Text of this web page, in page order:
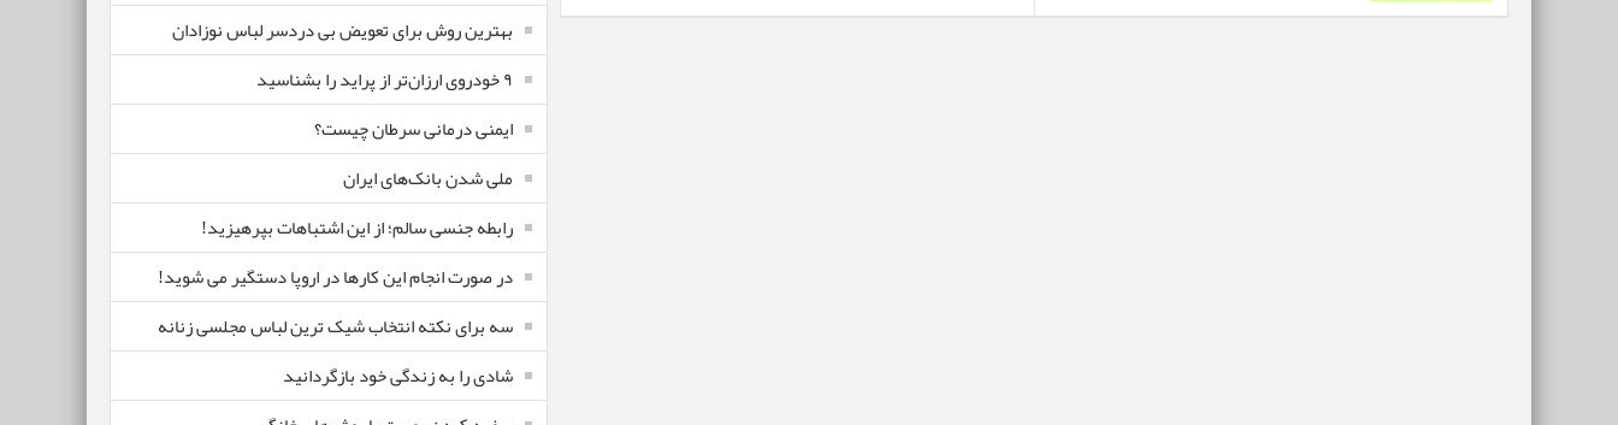
بهترین روش برای تعویض بی دردسر لباس نوزادان
٩ خودروی ارزان‌تر از پراید را بشناسید
ایمنی درمانی سرطان چیست؟
ملی شدن بانک‌های ایران
رابطه جنسی سالم؛ از این اشتباهات بپرهیزید!
در صورت انجام این کارها در اروپا دستگیر می شوید!
سه برای نکته انتخاب شیک ترین لباس مجلسی زنانه
شادی را به زندگی خود بازگردانید